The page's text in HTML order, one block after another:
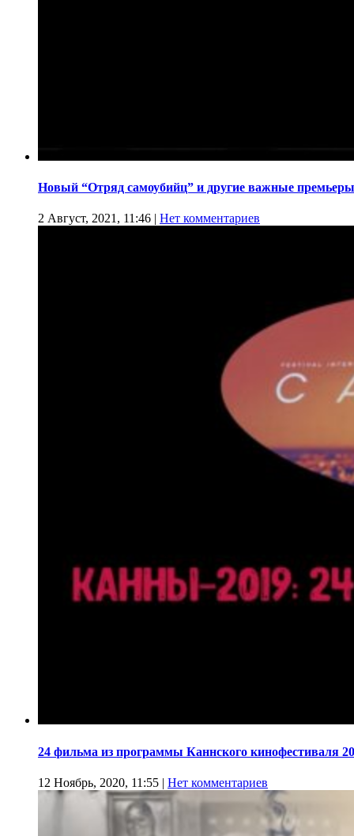
Новый “Отряд самоубийц” и другие важные премьеры
2 Август, 2021, 11:46 | Нет комментариев
24 фильма из программы Каннского кинофестиваля
12 Ноябрь, 2020, 11:55 | Нет комментариев